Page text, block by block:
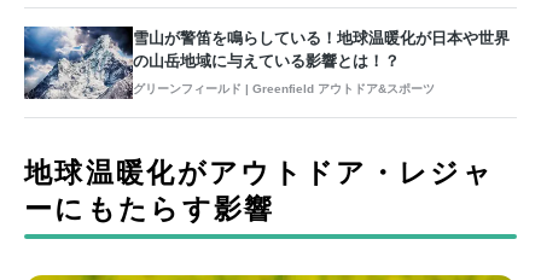
雪山が警笛を鳴らしている！地球温暖化が日本や世界
の山岳地域に与えている影響とは！？
グリーンフィールド | Greenfield アウトドア&スポーツ
地球温暖化がアウトドア・レジャ
ーにもたらす影響